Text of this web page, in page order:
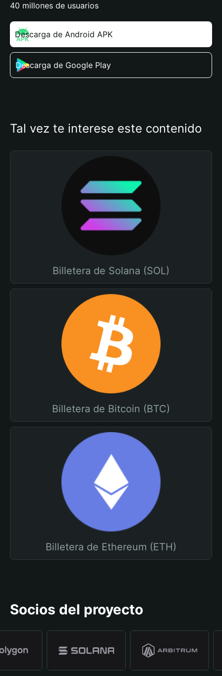
40 millones de usuarios
Descarga de Android APK
Descarga de Google Play
Tal vez te interese este contenido
Billetera de Solana (SOL)
Billetera de Bitcoin (BTC)
Billetera de Ethereum (ETH)
Socios del proyecto